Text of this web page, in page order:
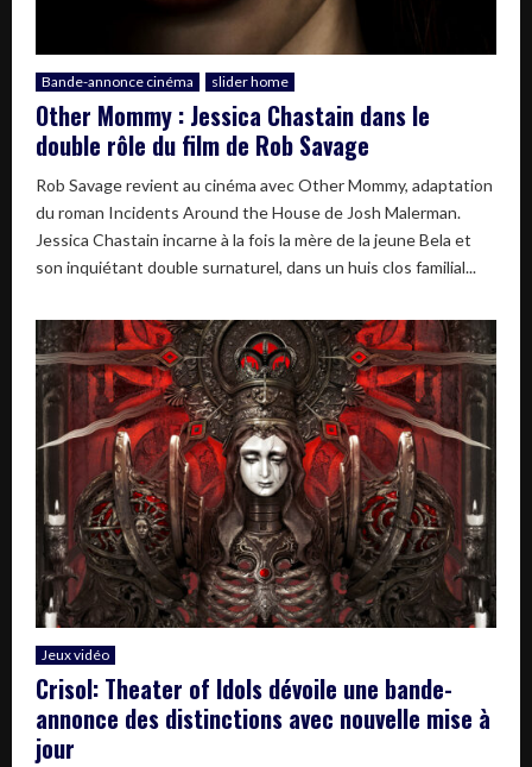
Bande-annonce cinéma slider home
Other Mommy : Jessica Chastain dans le
double rôle du film de Rob Savage
Rob Savage revient au cinéma avec Other Mommy, adaptation
du roman Incidents Around the House de Josh Malerman.
Jessica Chastain incarne à la fois la mère de la jeune Bela et
son inquiétant double surnaturel, dans un huis clos familial...
Jeux vidéo
Crisol: Theater of Idols dévoile une bande-
annonce des distinctions avec nouvelle mise à
jour